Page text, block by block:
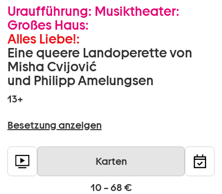
Uraufführung: Musiktheater:
Großes Haus:
Alles Liebe!:
Eine queere Landoperette von
Misha Cvijović
und Philipp Amelungsen
13+
Besetzung anzeigen
Karten
10 – 68 €